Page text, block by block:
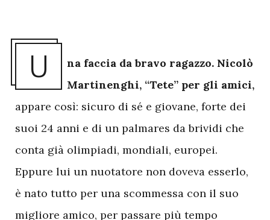
U
na faccia da bravo ragazzo. Nicolò
Martinenghi, “Tete” per gli amici,
appare così: sicuro di sé e giovane, forte dei
suoi 24 anni e di un palmares da brividi che
conta già olimpiadi, mondiali, europei.
Eppure lui un nuotatore non doveva esserlo,
è nato tutto per una scommessa con il suo
migliore amico, per passare più tempo